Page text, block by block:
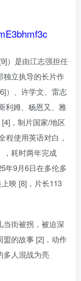
）是由江志强担任
独立执导的长片作
）、许学文、雷志
利姆、杨恩又、雅
，制片国家/地区
程使用英语对白，
，耗时两年完成
年9月6日在多伦多
映 [8]，片长113
当街被拐，被迫深
盟的故事 [2]，动作
多人混战为亮